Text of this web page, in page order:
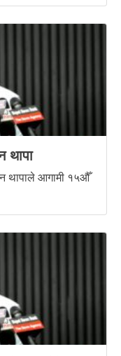
थापा
थापाले आगामी १५औँ